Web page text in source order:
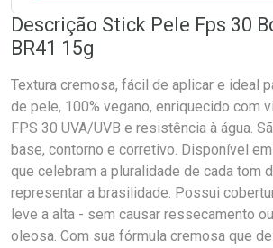
Descrição Stick Pele Fps 30
BR41 15g
Textura cremosa, fácil de aplicar e ideal
de pele, 100% vegano, enriquecido com
FPS 30 UVA/UVB e resistência à água.
base, contorno e corretivo. Disponível
que celebram a pluralidade de cada tom
representar a brasilidade. Possui
leve a alta - sem causar ressecamento
oleosa. Com sua fórmula cremosa que